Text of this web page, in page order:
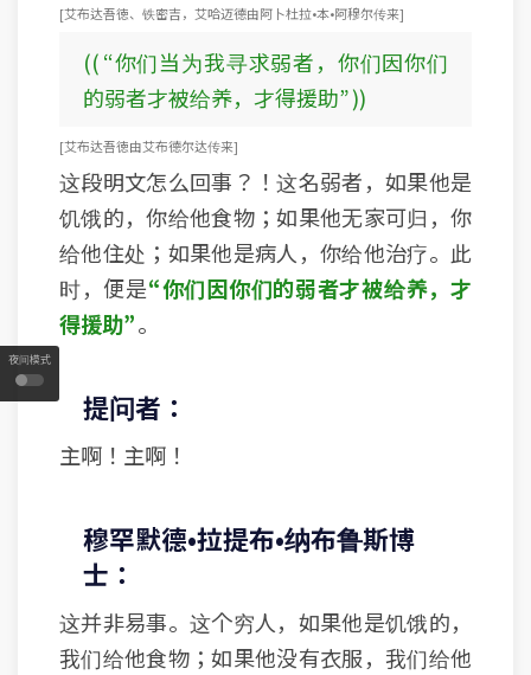
夜间模式
[ 艾布达吾徳、铁密吉，艾哈迈德由阿卜杜拉•本•阿穆尔传来 ]
(( “你们当为我寻求弱者，你们因你们
的弱者才被给养，才得援助” ))
[ 艾布达吾徳由艾布德尔达传来 ]
这段明文怎么回事？！这名弱者，如果他是
饥饿的，你给他食物；如果他无家可归，你
给他住处；如果他是病人，你给他治疗。此
时，便是“你们因你们的弱者才被给养，才
得援助”。
提问者：
主啊！主啊！
穆罕默德•拉提布•纳布鲁斯博
士：
这并非易事。这个穷人，如果他是饥饿的，
我们给他食物；如果他没有衣服，我们给他